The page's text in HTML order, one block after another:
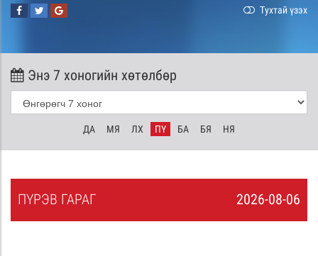
Тухтай үзэх
Энэ 7 хоногийн хөтөлбөр
ДА МЯ ЛХ ПҮ БА БЯ НЯ
2026-08-06
ПҮРЭВ ГАРАГ